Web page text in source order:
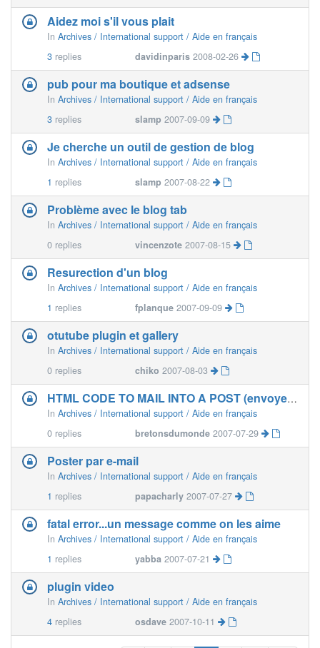
Aidez moi s'il vous plait
In Archives / International support / Aide en français
3 replies davidinparis 2008-02-26
pub pour ma boutique et adsense
In Archives / International support / Aide en français
3 replies slamp 2007-09-09
Je cherche un outil de gestion de blog
In Archives / International support / Aide en français
1 replies slamp 2007-08-22
Problème avec le blog tab
In Archives / International support / Aide en français
0 replies vincenzote 2007-08-15
Resurection d'un blog
In Archives / International support / Aide en français
1 replies fplanque 2007-09-09
otutube plugin et gallery
In Archives / International support / Aide en français
0 replies chiko 2007-08-03
HTML CODE TO MAIL INTO A POST (envoyer un mail avec du code
In Archives / International support / Aide en français
0 replies bretonsdumonde 2007-07-29
Poster par e-mail
In Archives / International support / Aide en français
1 replies papacharly 2007-07-27
fatal error...un message comme on les aime
In Archives / International support / Aide en français
1 replies yabba 2007-07-21
plugin video
In Archives / International support / Aide en français
4 replies osdave 2007-10-11